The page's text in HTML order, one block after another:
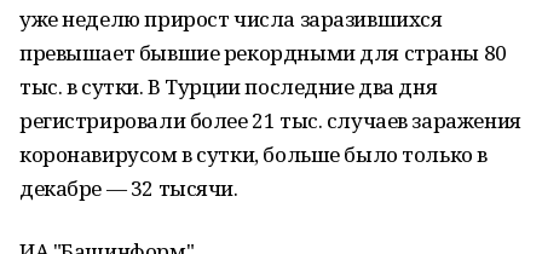
уже неделю прирост числа заразившихся
превышает бывшие рекордными для страны 80
тыс. в сутки. В Турции последние два дня
регистрировали более 21 тыс. случаев заражения
коронавирусом в сутки, больше было только в
декабре — 32 тысячи.